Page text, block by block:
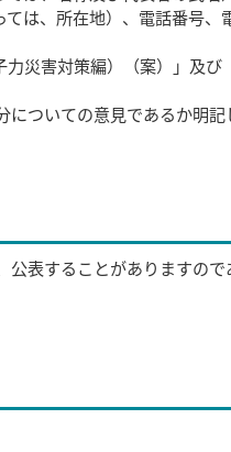
は、所在地）、電話番号
災害対策編）（案）」及
ついての意見であるか明記
表することがありますの